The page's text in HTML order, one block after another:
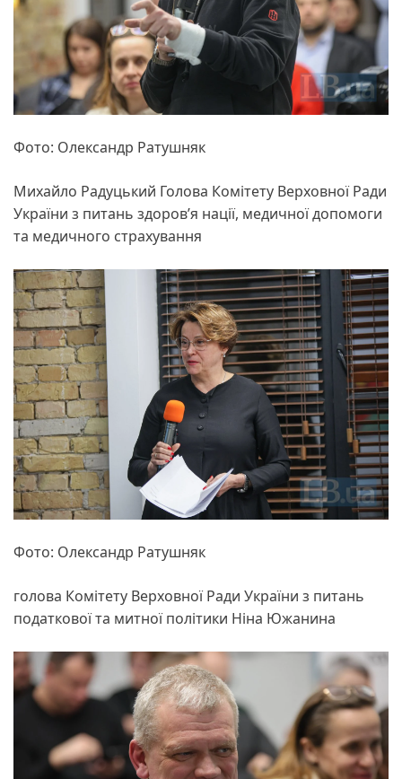
Фото: Олександр Ратушняк
Михайло Радуцький Голова Комітету Верховної Ради
України з питань здоров’я нації, медичної допомоги
та медичного страхування
Фото: Олександр Ратушняк
голова Комітету Верховної Ради України з питань
податкової та митної політики Ніна Южанина